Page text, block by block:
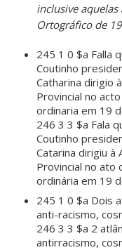
inclusive
Ortográfico de
245 1 0 $a Falla
Coutinho
Catharina dirigio
Provincial no
ordinaria em 19
246 3 3 $a Fala
Coutinho
Catarina dirigiu à
Provincial no ato
ordinária em 19
245 1 0 $a Dois
anti-racismo,
246 3 3 $a 2
antirracismo,